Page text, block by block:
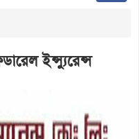
ইন্স্যুরেন্স